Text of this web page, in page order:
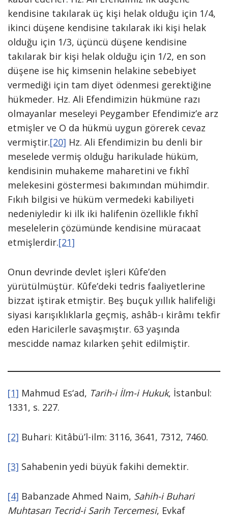
kendisine takılarak üç kişi helak olduğu için 1/4,
ikinci düşene kendisine takılarak iki kişi helak
olduğu için 1/3, üçüncü düşene kendisine
takılarak bir kişi helak olduğu için 1/2, en son
düşene ise hiç kimsenin helakine sebebiyet
vermediği için tam diyet ödenmesi gerektiğine
hükmeder. Hz. Ali Efendimizin hükmüne razı
olmayanlar meseleyi Peygamber Efendimiz’e arz
etmişler ve O da hükmü uygun görerek cevaz
vermiştir.[20] Hz. Ali Efendimizin bu denli bir
meselede vermiş olduğu harikulade hüküm,
kendisinin muhakeme maharetini ve fıkhî
melekesini göstermesi bakımından mühimdir.
Fıkıh bilgisi ve hüküm vermedeki kabiliyeti
nedeniyledir ki ilk iki halifenin özellikle fıkhî
meselelerin çözümünde kendisine müracaat
etmişlerdir.[21]
Onun devrinde devlet işleri Kûfe’den
yürütülmüştür. Kûfe’deki tedris faaliyetlerine
bizzat iştirak etmiştir. Beş buçuk yıllık halifeliği
siyasi karışıklıklarla geçmiş, ashâb-ı kirâmı tekfir
eden Haricilerle savaşmıştır. 63 yaşında
mescidde namaz kılarken şehit edilmiştir.
[1] Mahmud Es‘ad, Tarih-i İlm-i Hukuk, İstanbul:
1331, s. 227.
[2] Buhari: Kitâbü’l-ilm: 3116, 3641, 7312, 7460.
[3] Sahabenin yedi büyük fakihi demektir.
[4] Babanzade Ahmed Naim, Sahih-i Buhari
Muhtasarı Tecrid-i Sarih Tercemesi, Evkaf